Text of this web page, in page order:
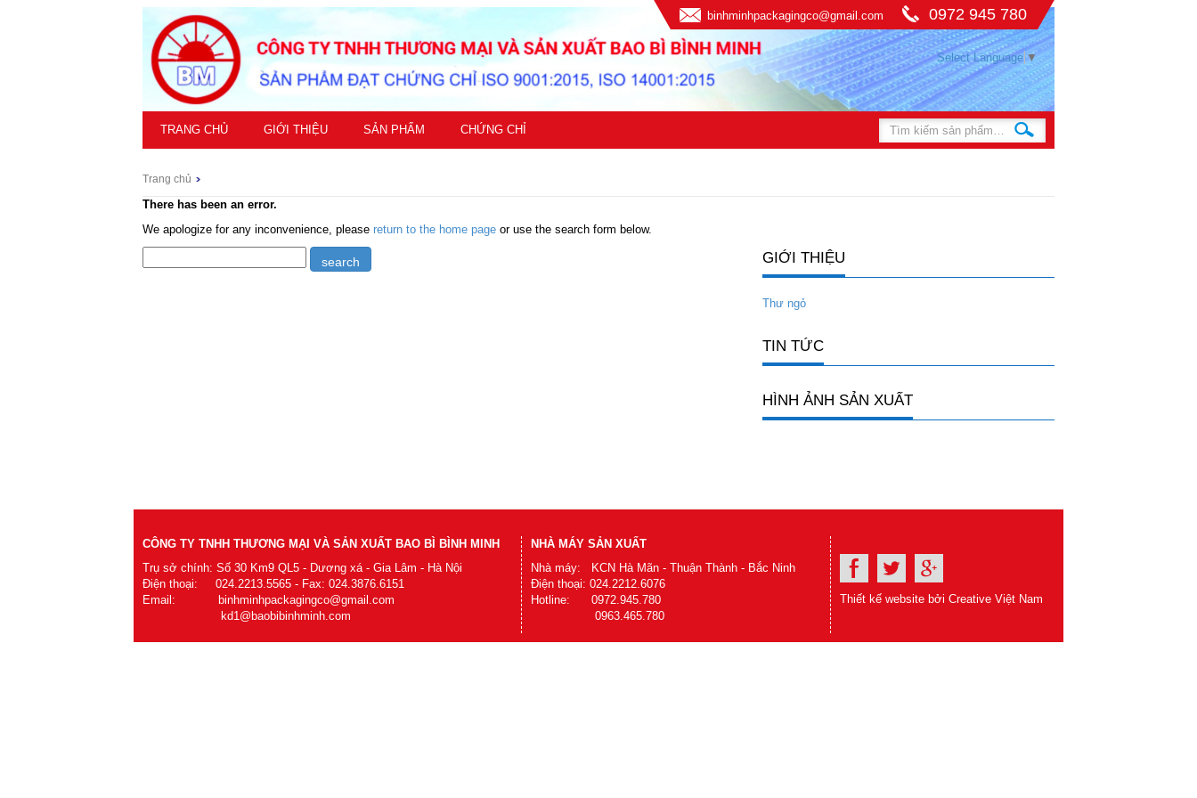
binhminhpackagingco@gmail.com 0972 945 780
Select Language ▼
TRANG CHỦ GIỚI THIỆU SẢN PHẨM CHỨNG CHỈ
Trang chủ
There has been an error.
We apologize for any inconvenience, please return to the home page or use the search form below.
GIỚI THIỆU
Thư ngỏ
TIN TỨC
HÌNH ẢNH SẢN XUẤT
CÔNG TY TNHH THƯƠNG MẠI VÀ SẢN XUẤT BAO BÌ BÌNH MINH
Trụ sở chính: Số 30 Km9 QL5 - Dương xá - Gia Lâm - Hà Nội
Điện thoại: 024.2213.5565 - Fax: 024.3876.6151
Email: binhminhpackagingco@gmail.com
kd1@baobibinhminh.com
NHÀ MÁY SẢN XUẤT
Nhà máy: KCN Hà Mãn - Thuận Thành - Bắc Ninh
Điện thoại: 024.2212.6076
Hotline: 0972.945.780
0963.465.780
Thiết kế website bởi Creative Việt Nam